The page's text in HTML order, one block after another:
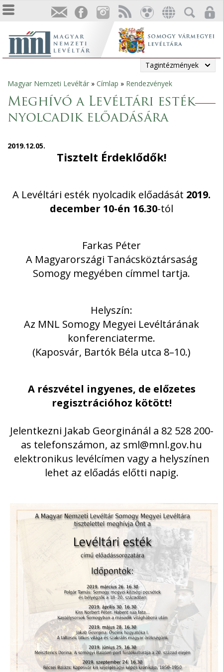
Tagintézmények
Jelenlegi
hely
Magyar Nemzeti Levéltár » Címlap » Rendezvények
Meghívó a Levéltári esték
nyolcadik előadására
2019.12.05.
Tisztelt Érdeklődők!
A Levéltári esték nyolcadik előadását 2019.
december 10-én 16.30-tól
Farkas Péter
A Magyarországi Tanácsköztársaság
Somogy megyében címmel tartja.
Helyszín:
Az MNL Somogy Megyei Levéltárának
konferenciaterme.
(Kaposvár, Bartók Béla utca 8–10.)
A részvétel ingyenes, de előzetes
regisztrációhoz kötött!
Jelentkezni Jakab Georginánál a 82 528 200-
as telefonszámon, az sml@mnl.gov.hu
elektronikus levélcímen vagy a helyszínen
lehet az előadás előtti napig.